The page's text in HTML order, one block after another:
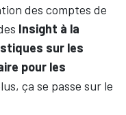
des comptes de
Insight à la
sur les
pour les
ça se passe sur le